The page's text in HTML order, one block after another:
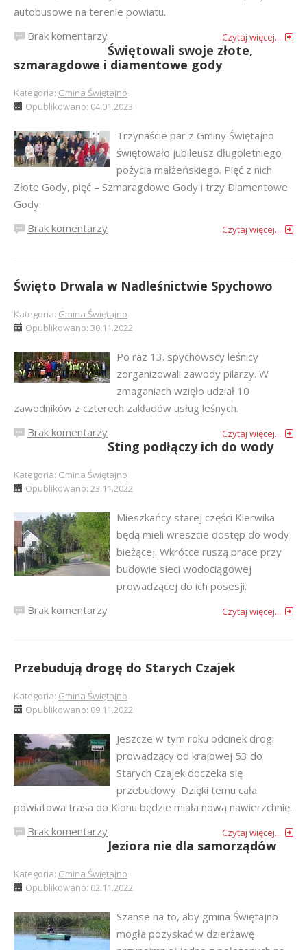
autobusowe na terenie powiatu.
Brak komentarzy
Czytaj więcej...
Świętowali swoje złote,
szmaragdowe i diamentowe gody
Kategoria: Gmina Świętajno
Opublikowano: 04.01.2023
Trzynaście par z Gminy Świętajno
świętowało jubileusz długoletniego
pożycia małżeńskiego. Pięć z nich
Złote Gody, pięć – Szmaragdowe Gody i trzy Diamentowe
Gody.
Brak komentarzy
Czytaj więcej...
Święto Drwala w Nadleśnictwie Spychowo
Kategoria: Gmina Świętajno
Opublikowano: 30.11.2022
Po raz 13. spychowscy leśnicy
zorganizowali zawody pilarzy. W
zmaganiach wzięło udział 10
zawodników z czterech zakładów usług leśnych.
Brak komentarzy
Czytaj więcej...
Sting podłączy ich do wody
Kategoria: Gmina Świętajno
Opublikowano: 23.11.2022
Mieszkańcy starej części Kierwika
będą mieli wreszcie dostęp do wody
bieżącej. Wkrótce ruszą prace przy
budowie sieci wodociągowej
prowadzącej do ich posesji.
Brak komentarzy
Czytaj więcej...
Przebudują drogę do Starych Czajek
Kategoria: Gmina Świętajno
Opublikowano: 09.11.2022
Jeszcze w tym roku odcinek drogi
prowadzący od krajowej 53 do
Starych Czajek doczeka się
przebudowy. Dzięki temu cała
powiatowa trasa do Klonu będzie miała nową nawierzchnię.
Brak komentarzy
Czytaj więcej...
Jeziora nie dla samorządów
Kategoria: Gmina Świętajno
Opublikowano: 02.11.2022
Szanse na to, aby gmina Świętajno
mogła pozyskać w dzierżawę